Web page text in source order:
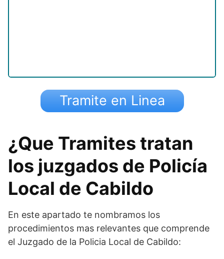
Tramite en Linea
¿Que Tramites tratan
los juzgados de Policía
Local de Cabildo
En este apartado te nombramos los
procedimientos mas relevantes que comprende
el Juzgado de la Policia Local de Cabildo: